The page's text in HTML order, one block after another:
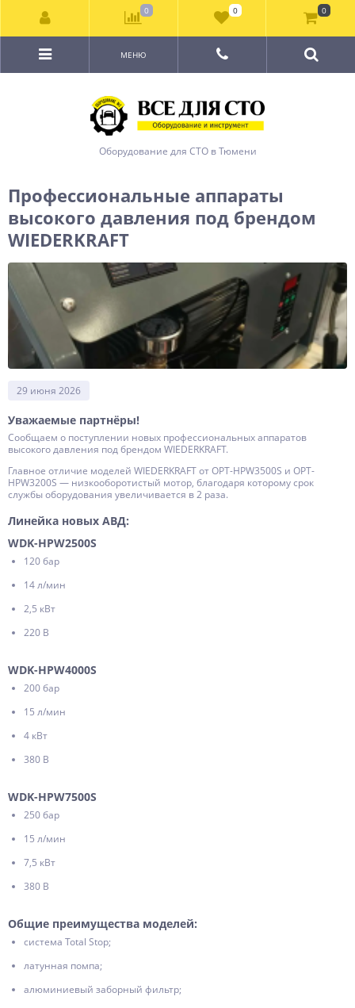
Оборудование для СТО в Тюмени
МЕНЮ
Профессиональные аппараты
высокого давления под брендом
WIEDERKRAFT
29 июня 2026
Уважаемые партнёры!
Сообщаем о поступлении новых профессиональных аппаратов
высокого давления под брендом WIEDERKRAFT.
Главное отличие моделей WIEDERKRAFT от OPT-HPW3500S и OPT-
HPW3200S — низкооборотистый мотор, благодаря которому срок
службы оборудования увеличивается в 2 раза.
Линейка новых АВД:
WDK-HPW2500S
120 бар
14 л/мин
2,5 кВт
220 В
WDK-HPW4000S
200 бар
15 л/мин
4 кВт
380 В
WDK-HPW7500S
250 бар
15 л/мин
7,5 кВт
380 В
Общие преимущества моделей:
система Total Stop;
латунная помпа;
алюминиевый заборный фильтр;
0 0 0